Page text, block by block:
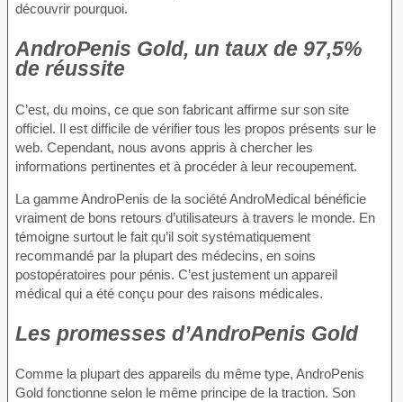
découvrir pourquoi.
AndroPenis Gold, un taux de 97,5%
de réussite
C’est, du moins, ce que son fabricant affirme sur son site
officiel. Il est difficile de vérifier tous les propos présents sur le
web. Cependant, nous avons appris à chercher les
informations pertinentes et à procéder à leur recoupement.
La gamme AndroPenis de la société AndroMedical bénéficie
vraiment de bons retours d’utilisateurs à travers le monde. En
témoigne surtout le fait qu’il soit systématiquement
recommandé par la plupart des médecins, en soins
postopératoires pour pénis. C’est justement un appareil
médical qui a été conçu pour des raisons médicales.
Les promesses d’AndroPenis Gold
Comme la plupart des appareils du même type, AndroPenis
Gold fonctionne selon le même principe de la traction. Son